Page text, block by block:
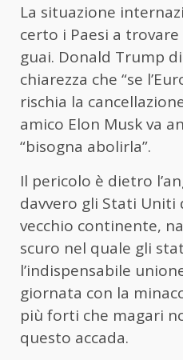
La situazione
certo i Paesi a
guai. Donald Trump
chiarezza che “se
rischia la
amico Elon Musk va
“bisogna abolirla”.
Il pericolo è dietro
davvero gli Stati Uniti
vecchio continente,
scuro nel quale gli
l’indispensabile
giornata con la
più forti che magari
questo accada.